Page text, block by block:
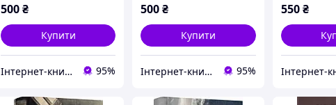
500₴
Купити
Інтернет-книгарня “На Переломі" 95%
500₴
Купити
Інтернет-книгарня “На Переломі" 95%
550 ₴